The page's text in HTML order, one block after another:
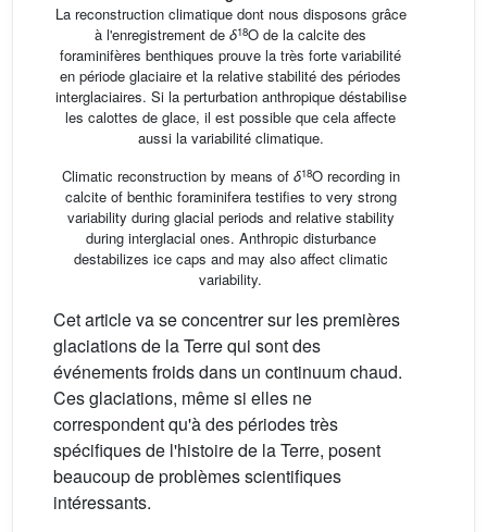
La reconstruction climatique dont nous disposons grâce
à l'enregistrement de δ18O de la calcite des
foraminifères benthiques prouve la très forte variabilité
en période glaciaire et la relative stabilité des périodes
interglaciaires. Si la perturbation anthropique déstabilise
les calottes de glace, il est possible que cela affecte
aussi la variabilité climatique.
Climatic reconstruction by means of δ18O recording in
calcite of benthic foraminifera testifies to very strong
variability during glacial periods and relative stability
during interglacial ones. Anthropic disturbance
destabilizes ice caps and may also affect climatic
variability.
Cet article va se concentrer sur les premières
glaciations de la Terre qui sont des
événements froids dans un continuum chaud.
Ces glaciations, même si elles ne
correspondent qu'à des périodes très
spécifiques de l'histoire de la Terre, posent
beaucoup de problèmes scientifiques
intéressants.